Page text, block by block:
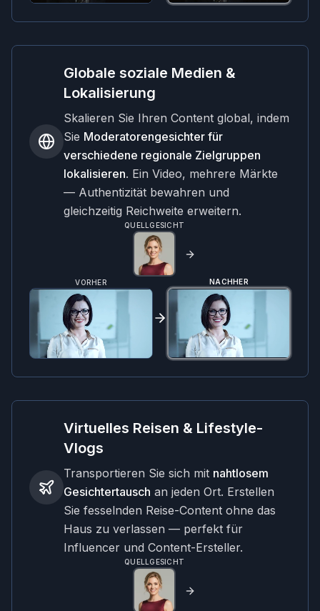
Globale soziale Medien &
Lokalisierung
Skalieren Sie Ihren Content global, indem
Sie Moderatorengesichter für
verschiedene regionale Zielgruppen
lokalisieren. Ein Video, mehrere Märkte
— Authentizität bewahren und
gleichzeitig Reichweite erweitern.
QUELLGESICHT
VORHER NACHHER
Virtuelles Reisen & Lifestyle-
Vlogs
Transportieren Sie sich mit nahtlosem
Gesichtertausch an jeden Ort. Erstellen
Sie fesselnden Reise-Content ohne das
Haus zu verlassen — perfekt für
Influencer und Content-Ersteller.
QUELLGESICHT